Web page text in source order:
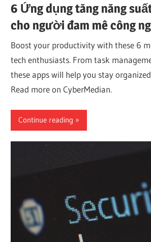
6 Ứng dụng tăng năng
cho người đam mê công
Boost your productivity with these 6
tech enthusiasts. From task
these apps will help you stay
Read more on CyberMedian.
Continue reading